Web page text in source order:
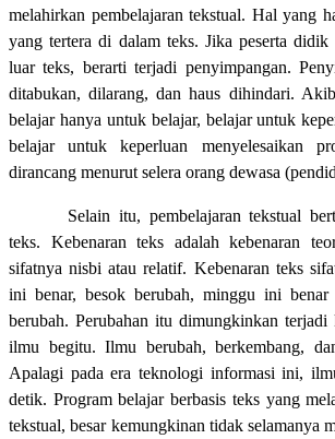
melahirkan pembelajaran tekstual. Hal yang
yang tertera di dalam teks. Jika peserta
luar teks, berarti terjadi penyimpangan.
ditabukan, dilarang, dan haus dihindari.
belajar hanya untuk belajar, belajar untuk
belajar untuk keperluan menyelesaikan
dirancang menurut selera orang dewasa
Selain itu, pembelajaran tekstual
teks. Kebenaran teks adalah kebenaran
sifatnya nisbi atau relatif. Kebenaran teks
ini benar, besok berubah, minggu ini
berubah. Perubahan itu dimungkinkan terjadi
ilmu begitu. Ilmu berubah, berkembang,
Apalagi pada era teknologi informasi ini,
detik. Program belajar berbasis teks yang
tekstual, besar kemungkinan tidak selamanya